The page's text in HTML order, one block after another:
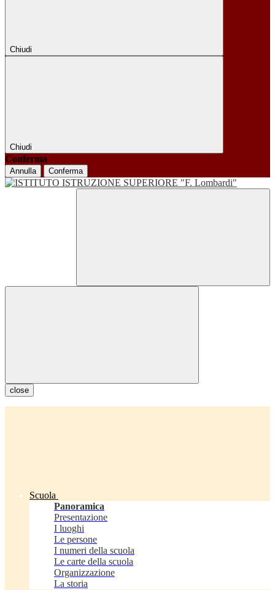
Chiudi
Chiudi
Conferma
Annulla Conferma
close
Scuola
Panoramica
Presentazione
I luoghi
Le persone
I numeri della scuola
Le carte della scuola
Organizzazione
La storia